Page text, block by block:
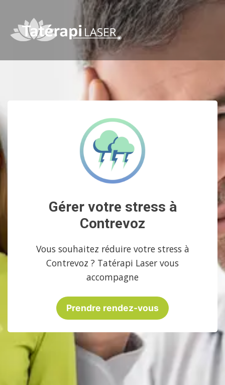
Gérer votre stress à
Contrevoz
Vous souhaitez réduire votre stress à
Contrevoz ? Tatérapi Laser vous
accompagne
Prendre rendez-vous